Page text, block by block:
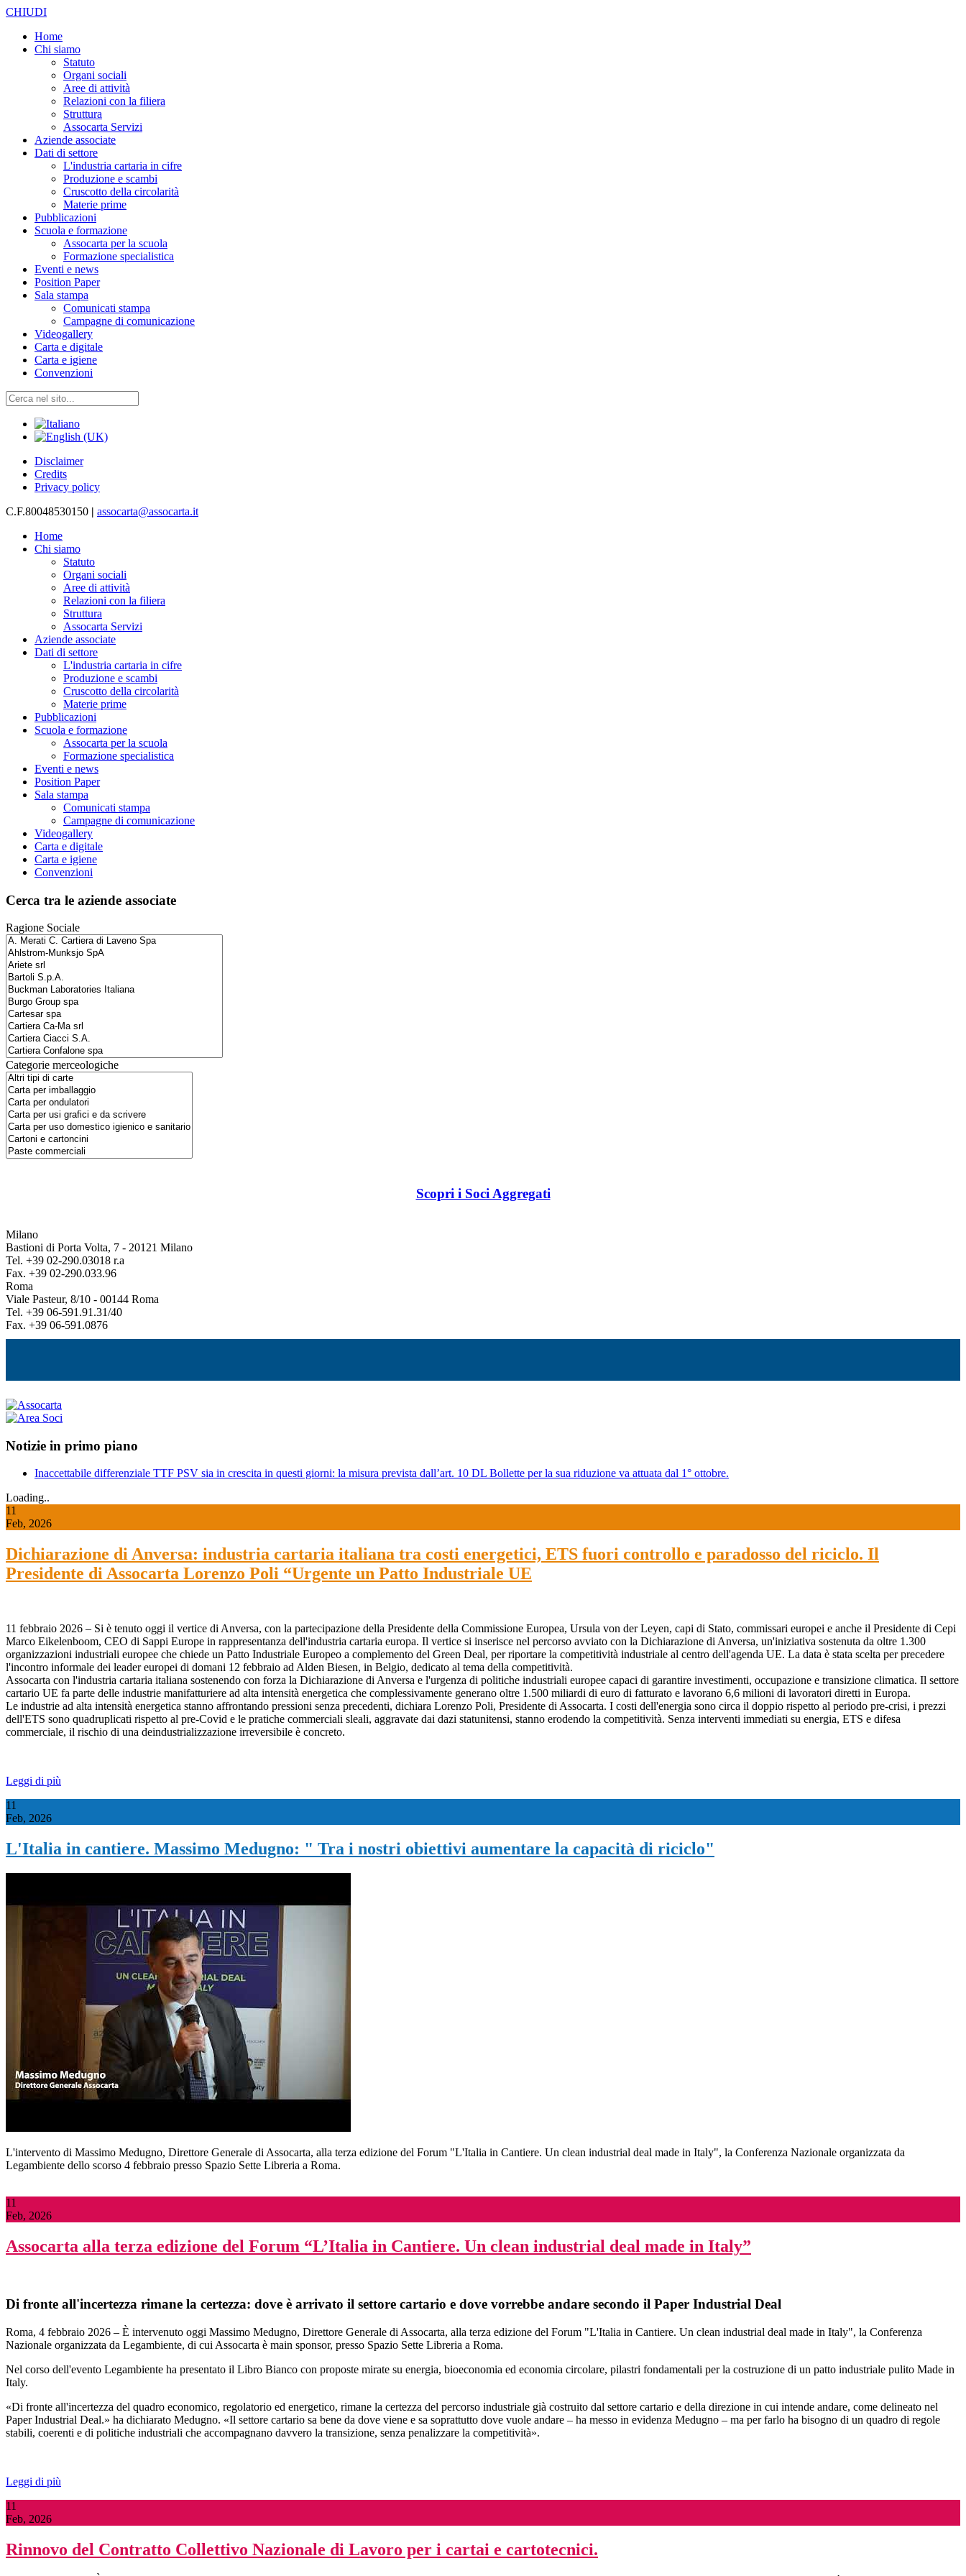
CHIUDI
Home
Chi siamo
Statuto
Organi sociali
Aree di attività
Relazioni con la filiera
Struttura
Assocarta Servizi
Aziende associate
Dati di settore
L'industria cartaria in cifre
Produzione e scambi
Cruscotto della circolarità
Materie prime
Pubblicazioni
Scuola e formazione
Assocarta per la scuola
Formazione specialistica
Eventi e news
Position Paper
Sala stampa
Comunicati stampa
Campagne di comunicazione
Videogallery
Carta e digitale
Carta e igiene
Convenzioni
Disclaimer
Credits
Privacy policy
C.F.80048530150 | assocarta@assocarta.it
Home
Chi siamo
Statuto
Organi sociali
Aree di attività
Relazioni con la filiera
Struttura
Assocarta Servizi
Aziende associate
Dati di settore
L'industria cartaria in cifre
Produzione e scambi
Cruscotto della circolarità
Materie prime
Pubblicazioni
Scuola e formazione
Assocarta per la scuola
Formazione specialistica
Eventi e news
Position Paper
Sala stampa
Comunicati stampa
Campagne di comunicazione
Videogallery
Carta e digitale
Carta e igiene
Convenzioni
Cerca tra le aziende associate
Ragione Sociale
Categorie merceologiche
Scopri i Soci Aggregati
Milano
Bastioni di Porta Volta, 7 - 20121 Milano
Tel. +39 02-290.03018 r.a
Fax. +39 02-290.033.96
Roma
Viale Pasteur, 8/10 - 00144 Roma
Tel. +39 06-591.91.31/40
Fax. +39 06-591.0876
Notizie in primo piano
Inaccettabile differenziale TTF PSV sia in crescita in questi giorni: la misura prevista dall’art. 10 DL Bollette per la sua riduzione va attuata dal 1° ottobre.
Loading..
11
Feb, 2026
Dichiarazione di Anversa: industria cartaria italiana tra costi energetici, ETS fuori controllo e paradosso del riciclo. Il
Presidente di Assocarta Lorenzo Poli “Urgente un Patto Industriale UE
11 febbraio 2026 – Si è tenuto oggi il vertice di Anversa, con la partecipazione della Presidente della Commissione Europea, Ursula von der Leyen, capi di Stato, commissari europei e anche il Presidente di Cepi
Marco Eikelenboom, CEO di Sappi Europe in rappresentanza dell'industria cartaria europa. Il vertice si inserisce nel percorso avviato con la Dichiarazione di Anversa, un'iniziativa sostenuta da oltre 1.300
organizzazioni industriali europee che chiede un Patto Industriale Europeo a complemento del Green Deal, per riportare la competitività industriale al centro dell'agenda UE. La data è stata scelta per precedere
l'incontro informale dei leader europei di domani 12 febbraio ad Alden Biesen, in Belgio, dedicato al tema della competitività.
Assocarta con l'industria cartaria italiana sostenendo con forza la Dichiarazione di Anversa e l'urgenza di politiche industriali europee capaci di garantire investimenti, occupazione e transizione climatica. Il settore
cartario UE fa parte delle industrie manifatturiere ad alta intensità energetica che complessivamente generano oltre 1.500 miliardi di euro di fatturato e lavorano 6,6 milioni di lavoratori diretti in Europa.
Le industrie ad alta intensità energetica stanno affrontando pressioni senza precedenti, dichiara Lorenzo Poli, Presidente di Assocarta. I costi dell'energia sono circa il doppio rispetto al periodo pre-crisi, i prezzi
dell'ETS sono quadruplicati rispetto al pre-Covid e le pratiche commerciali sleali, aggravate dai dazi statunitensi, stanno erodendo la competitività. Senza interventi immediati su energia, ETS e difesa
commerciale, il rischio di una deindustrializzazione irreversibile è concreto.
Leggi di più
11
Feb, 2026
L'Italia in cantiere. Massimo Medugno: " Tra i nostri obiettivi aumentare la capacità di riciclo"
L'intervento di Massimo Medugno, Direttore Generale di Assocarta, alla terza edizione del Forum "L'Italia in Cantiere. Un clean industrial deal made in Italy", la Conferenza Nazionale organizzata da
Legambiente dello scorso 4 febbraio presso Spazio Sette Libreria a Roma.
11
Feb, 2026
Assocarta alla terza edizione del Forum “L’Italia in Cantiere. Un clean industrial deal made in Italy”
Di fronte all'incertezza rimane la certezza: dove è arrivato il settore cartario e dove vorrebbe andare secondo il Paper Industrial Deal
Roma, 4 febbraio 2026 – È intervenuto oggi Massimo Medugno, Direttore Generale di Assocarta, alla terza edizione del Forum "L'Italia in Cantiere. Un clean industrial deal made in Italy", la Conferenza
Nazionale organizzata da Legambiente, di cui Assocarta è main sponsor, presso Spazio Sette Libreria a Roma.
Nel corso dell'evento Legambiente ha presentato il Libro Bianco con proposte mirate su energia, bioeconomia ed economia circolare, pilastri fondamentali per la costruzione di un patto industriale pulito Made in
Italy.
«Di fronte all'incertezza del quadro economico, regolatorio ed energetico, rimane la certezza del percorso industriale già costruito dal settore cartario e della direzione in cui intende andare, come delineato nel
Paper Industrial Deal.» ha dichiarato Medugno. «Il settore cartario sa bene da dove viene e sa soprattutto dove vuole andare – ha messo in evidenza Medugno – ma per farlo ha bisogno di un quadro di regole
stabili, coerenti e di politiche industriali che accompagnano davvero la transizione, senza penalizzare la competitività».
Leggi di più
11
Feb, 2026
Rinnovo del Contratto Collettivo Nazionale di Lavoro per i cartai e cartotecnici.